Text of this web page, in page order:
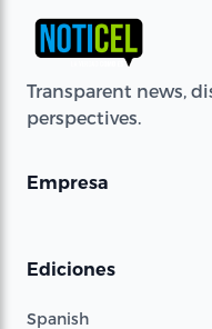
Transparent news,
perspectives.
Empresa
Ediciones
Spanish